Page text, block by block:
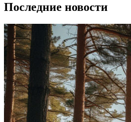
Последние новости